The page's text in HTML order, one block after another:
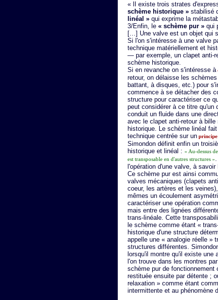
« Il existe trois strates
schème historique » stabilisé
linéal » qui exprime la
3/Enfin, le « schème pur » qui
[…] Une valve est un objet qui
Si l'on s'intéresse à une valve
technique matériellement et
— par exemple, un clapet anti-
schème historique.
Si en revanche on s'intéresse à
retour, on délaisse les
battant, à disques, etc.) pour
commence à se détacher des
structure pour caractériser ce
peut considérer à ce titre
conduit un fluide dans une
avec le clapet anti-retour à
historique. Le schème linéal
technique centrée sur un
Simondon définit enfin un
historique et linéal : « Au-dessus
est transposable en d'autres structures »
l'opération d'une valve, à
Ce schème pur est ainsi
valves mécaniques (clapets
coeur, les artères et les
mêmes un écoulement
caractériser une opération
mais entre des lignées
trans-linéale. Cette
le schème comme étant «
historique d'une structure
appelle une « analogie réelle »
structures différentes.
lorsqu'il montre qu'il existe une
l'on trouve dans les montres
schème pur de fonctionnement
restituée ensuite par détente ;
relaxation » comme étant
intermittente et au phénomène